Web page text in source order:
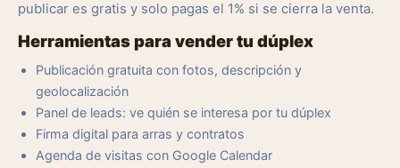
publicar es gratis y solo pagas el 1% si se cierra la venta.
Herramientas para vender tu dúplex
Publicación gratuita con fotos, descripción y
geolocalización
Panel de leads: ve quién se interesa por tu dúplex
Firma digital para arras y contratos
Agenda de visitas con Google Calendar